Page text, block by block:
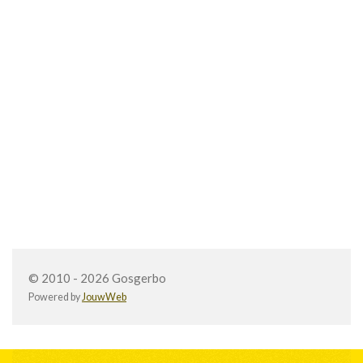
© 2010 - 2026 Gosgerbo
Powered by JouwWeb